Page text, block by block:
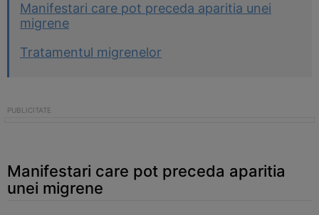
Manifestari care pot preceda aparitia unei
migrene
Tratamentul migrenelor
Manifestari care pot preceda aparitia
unei migrene